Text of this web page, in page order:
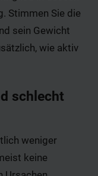
Stimmen Sie die
sein Gewicht
wie aktiv
schlecht
weniger
keine